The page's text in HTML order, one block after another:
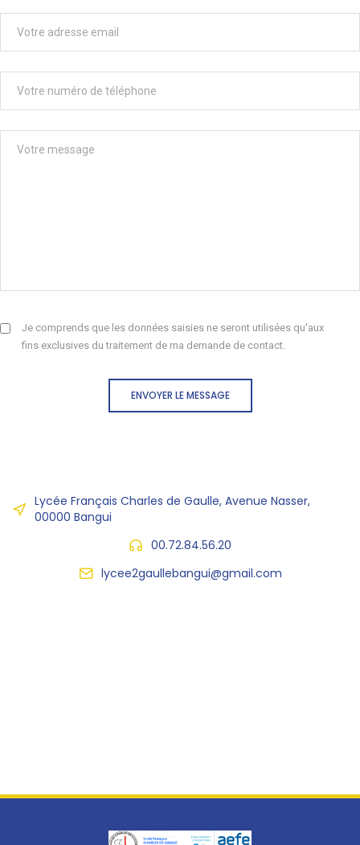
Je comprends que les données saisies ne seront utilisées qu'aux
fins exclusives du traitement de ma demande de contact.
ENVOYER LE MESSAGE
Lycée Français Charles de Gaulle, Avenue Nasser,
00000 Bangui
00.72.84.56.20
lycee2gaullebangui@gmail.com